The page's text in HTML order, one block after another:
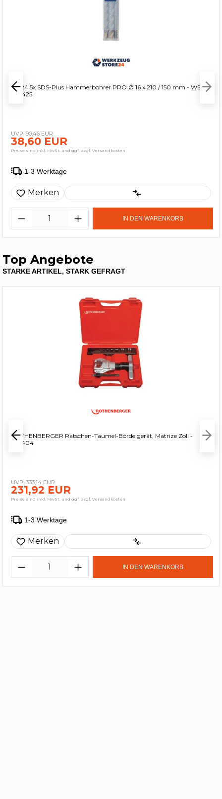
WS24 5x SDS-Plus Hammerbohrer PRO Ø 16 x 210 / 150 mm - WS24-
100425
90,46 EUR
38,60 EUR
Preise sind inkl. MwSt. und ggf. zzgl. Versandkosten
1-3 Werktage
Merken
IN DEN WARENKORB
Top Angebote
STARKE ARTIKEL, STARK GEFRAGT
ROTHENBERGER Ratschen-Taumel-Bördelgerät, Matrize Zoll -
222404
333,14 EUR
231,92 EUR
Preise sind inkl. MwSt. und ggf. zzgl. Versandkosten
1-3 Werktage
Merken
IN DEN WARENKORB